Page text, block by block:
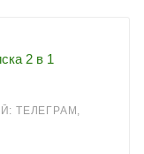
ТЕЛЕГРАМ,